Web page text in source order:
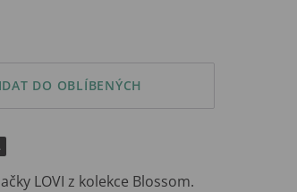
DO OBLÍBENÝCH
LOVI z kolekce Blossom.